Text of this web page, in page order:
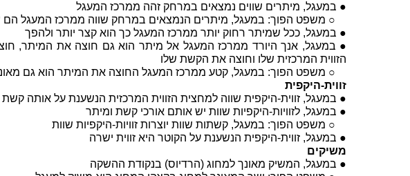
● במעגל, מיתרים שווים נמצאים במרחק זהה ממרכז המעגל
○ משפט הפוך: במעגל, מיתרים הנמצאים במרחק שווה ממרכז המעגל הם
● במעגל, ככל שמיתר רחוק יותר ממרכז המעגל כך הוא קצר יותר ולהפך
● במעגל, אנך היורד ממרכז המעגל אל מיתר הוא גם חוצה את המיתר,
הזווית המרכזית שלו וחוצה את הקשת שלו
○ משפט הפוך: במעגל, קטע ממרכז המעגל החוצה את המיתר הוא גם
זווית-היקפית
● במעגל, זווית-היקפית שווה למחצית הזווית המרכזית הנשענת על אותה קשת
● במעגל, לזוויות-היקפיות שוות יש אותם אורכי קשת ומיתר
○ משפט הפוך: במעגל, קשתות שוות יוצרות זוויות-היקפיות שוות
● במעגל, זווית-היקפית הנשענת על הקוטר היא זווית ישרה
משיקים
● במעגל, המשיק מאונך למחוג (הרדיוס) בנקודת ההשקה